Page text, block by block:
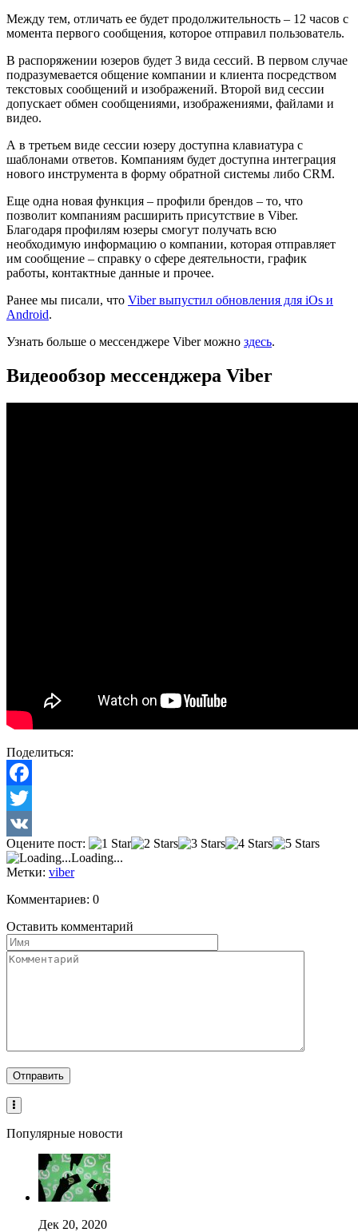
Между тем, отличать ее будет продолжительность – 12 часов с
момента первого сообщения, которое отправил пользователь.
В распоряжении юзеров будет 3 вида сессий. В первом случае
подразумевается общение компании и клиента посредством
текстовых сообщений и изображений. Второй вид сессии
допускает обмен сообщениями, изображениями, файлами и
видео.
А в третьем виде сессии юзеру доступна клавиатура с
шаблонами ответов. Компаниям будет доступна интеграция
нового инструмента в форму обратной системы либо CRM.
Еще одна новая функция – профили брендов – то, что
позволит компаниям расширить присутствие в Viber.
Благодаря профилям юзеры смогут получать всю
необходимую информацию о компании, которая отправляет
им сообщение – справку о сфере деятельности, график
работы, контактные данные и прочее.
Ранее мы писали, что Viber выпустил обновления для iOs и
Android.
Узнать больше о мессенджере Viber можно здесь.
Видеообзор мессенджера Viber
Поделиться:
Facebook
Twitter
VK
Оцените пост:
Loading...
Метки: viber
Комментариев: 0
Оставить комментарий
Популярные новости
Дек 20, 2020